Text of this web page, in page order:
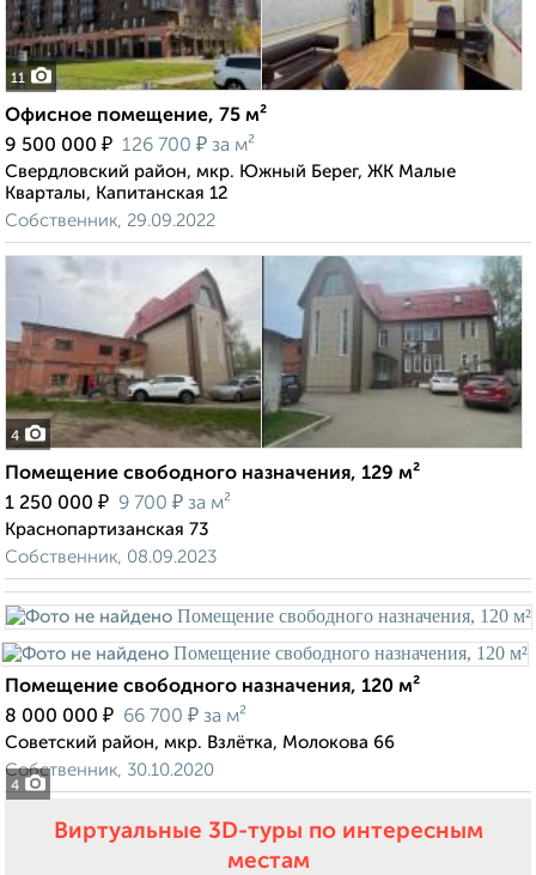
11
Офисное помещение, 75 м²
9 500 000 ₽ 126 700 ₽ за м²
Свердловский район, мкр. Южный Берег, ЖК Малые
Кварталы, Капитанская 12
Собственник, 29.09.2022
4
Помещение свободного назначения, 129 м²
1 250 000 ₽ 9 700 ₽ за м²
Краснопартизанская 73
Собственник, 08.09.2023
4
Помещение свободного назначения, 120 м²
8 000 000 ₽ 66 700 ₽ за м²
Советский район, мкр. Взлётка, Молокова 66
Собственник, 30.10.2020
Виртуальные 3D-туры по интересным
местам